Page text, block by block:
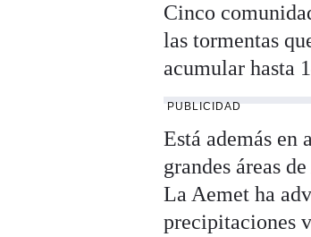
Cinco
las tormentas
acumular hasta
PUBLICIDAD
Está además
grandes áreas
La Aemet ha
precipitaciones